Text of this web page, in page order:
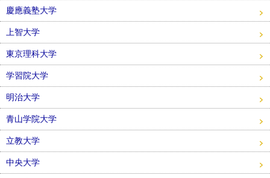
慶應義塾大学
上智大学
東京理科大学
学習院大学
明治大学
青山学院大学
立教大学
中央大学